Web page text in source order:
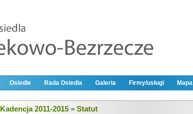
Osiedle Rada Osiedla Galeria Firmy/usługi
Kadencja 2011-2015 » Statut